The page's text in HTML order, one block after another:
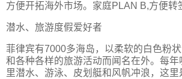
方便开拓海外市场。家庭PLAN B,方便转
潜水、旅游度假爱好者
菲律宾有7000多海岛，以柔软的白色粉
和各种各样的旅游活动而闻名在外。每年
里潜水、游泳、皮划艇和风帆冲浪，这